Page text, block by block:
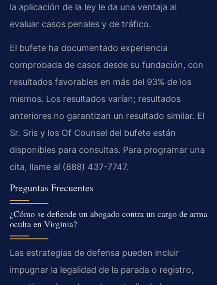
la aplicación de la ley le da una ventaja al
evaluar casos penales y de tráfico.
El bufete ha documentado experiencia
comprobada de casos desde su fundación, con
resultados favorables en más del 93% de los
mismos. Los resultados varían; resultados
anteriores no garantizan un resultado similar. El
Sr. Sris y los Of Counsel del bufete están
disponibles para consultas. Para programar una
cita, llame al (888) 437-7747.
Preguntas Frecuentes
¿Cómo se defiende un abogado contra un cargo de arma
oculta en Virginia?
Las estrategias de defensa pueden incluir
impugnar la legalidad de la parada o registro,